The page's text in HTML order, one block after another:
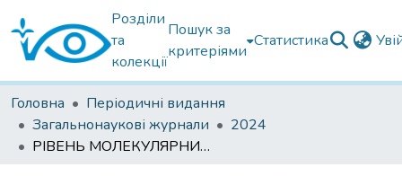
Розділи
та
колекції
Пошук за
критеріями
Статистика
Головна
Періодичні видання
Загальнонаукові журнали
2024
РІВЕНЬ МОЛЕКУЛЯРНИХ МАРКЕРІВ АКТИВАЦІЇ ЛІМФОЦИТІВ ПЕРИФЕРИЧНОЇ КРОВИ У ХВОРИХ НА НЕВРИТ ЗОРОВОГО НЕРВА